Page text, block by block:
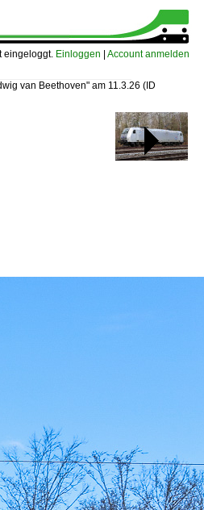
eingeloggt. Einloggen Account anmelden
van Beethoven" am 11.3.26 (ID